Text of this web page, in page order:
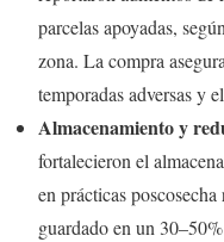
parcelas apoyadas,
zona. La compra
temporadas adversas y
Almacenamiento y
fortalecieron el
en prácticas
guardado en un